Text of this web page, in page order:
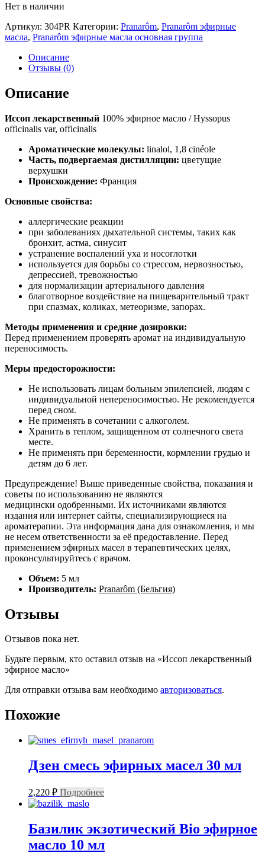
Нет в наличии
Артикул: 304PR Категории: Pranarôm, Pranarôm эфирные
масла, Pranarôm эфирные масла основная группа
Описание
Отзывы (0)
Описание
Иссоп лекарственный 100% эфирное масло / Hyssopus
officinalis var, officinalis
Ароматические молекулы: linalol, 1,8 cinéole
Часть, подвергаемая дистилляции: цветущие
верхушки
Происхождение: Франция
Основные свойства:
аллергические реакции
при заболеваниях дыхательной системы, таких как
бронхит, астма, синусит
устранение воспалений уха и носоглотки
используется для борьбы со стрессом, нервозностью,
депрессией, тревожностью
для нормализации артериального давления
благотворное воздействие на пищеварительный тракт
при спазмах, коликах, метеоризме, запорах.
Методы применения и средние дозировки:
Перед применением проверять аромат на индивидуальную
переносимость.
Меры предосторожности:
Не использовать лицам больным эпилепсией, людям с
индивидуальной непереносимостью. Не рекомендуется
перед сном.
Не применять в сочетании с алкоголем.
Хранить в теплом, защищенном от солнечного света
месте.
Не применять при беременности, кормлении грудью и
детям до 6 лет.
Предупреждение! Выше приведенные свойства, показания и
советы по использованию не являются
медицински одобренными. Их источниками являются
издания или интернет сайты, специализирующиеся на
ароматерапии. Эта информация дана для ознакомления, и мы
не несем ответственности за её предоставление. Перед
применением эфирных масел в терапевтических целях,
проконсультируйтесь с врачом.
Объем: 5 мл
Производитель: Pranarôm (Бельгия)
Отзывы
Отзывов пока нет.
Будьте первым, кто оставил отзыв на «Иссоп лекарственный
эфирное масло»
Для отправки отзыва вам необходимо авторизоваться.
Похожие
Дзен смесь эфирных масел 30 мл
2,220 ₽ Подробнее
Базилик экзотический Bio эфирное
масло 10 мл